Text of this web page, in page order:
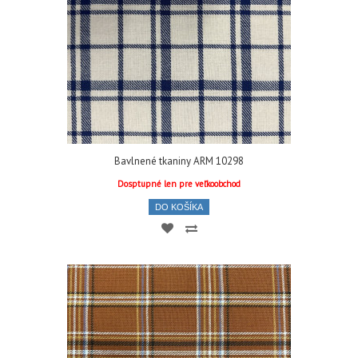
Bavlnené tkaniny ARM 10298
Dosptupné len pre veľkoobchod
DO KOŠÍKA